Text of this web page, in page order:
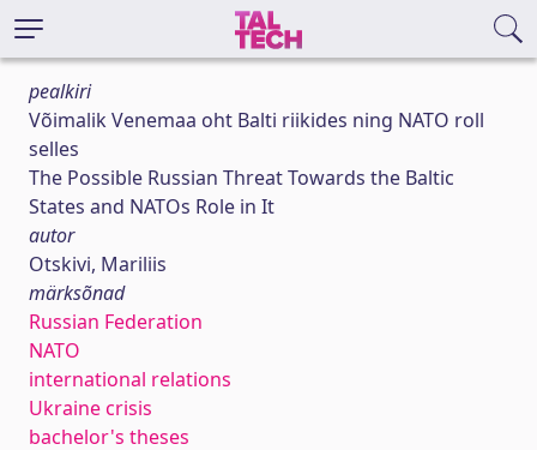
pealkiri
Võimalik Venemaa oht Balti riikides ning NATO roll
selles
The Possible Russian Threat Towards the Baltic
States and NATOs Role in It
autor
Otskivi, Mariliis
märksõnad
Russian Federation
NATO
international relations
Ukraine crisis
bachelor's theses